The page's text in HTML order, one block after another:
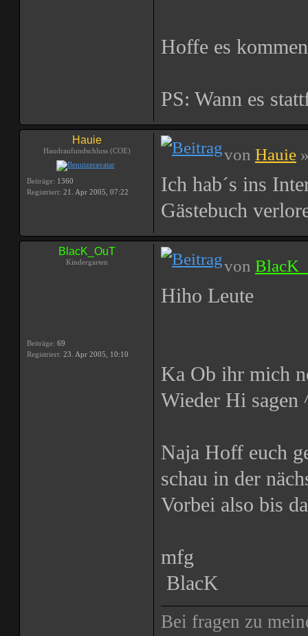
Hoffe es
PS: Wann es
Hauie
Haudraufundschluss (COE)
Beiträge: 1360
Registriert: 21. Apr 2005, 07:22
von Hauie
Ich hab´s ins
Gästebuch
BlacK_OuT
Kindergarten
Beiträge: 69
Registriert: 23. Apr 2005, 10:10
von
Hiho Leute
Ka Ob ihr mich
Wieder Hi sagen
Naja Hoff euch
schau in der
Vorbei also bis
mfg
BlacK
Bei fragen zu